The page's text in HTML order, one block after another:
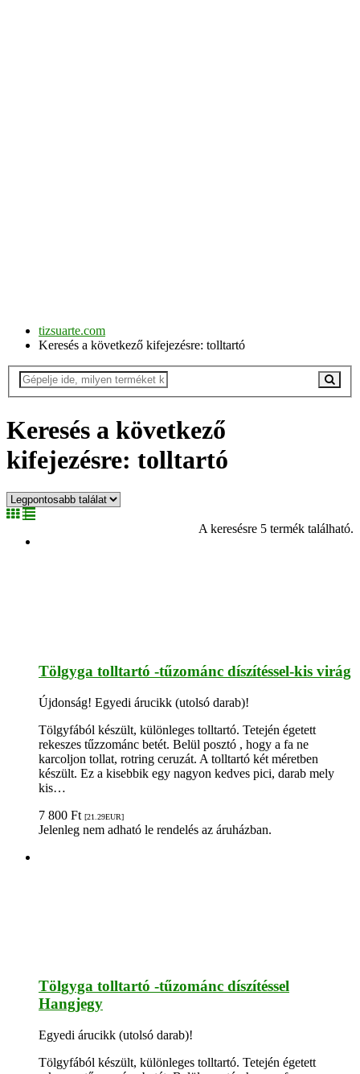
tizsuarte.com
Keresés a következő kifejezésre: tolltartó
Keresés a következő
kifejezésre: tolltartó
A keresésre 5 termék található.
Tölgyga tolltartó -tűzománc díszítéssel-kis virág
Újdonság! Egyedi árucikk (utolsó darab)!
Tölgyfából készült, különleges tolltartó. Tetején égetett
rekeszes tűzzománc betét. Belül posztó , hogy a fa ne
karcoljon tollat, rotring ceruzát. A tolltartó két méretben
készült. Ez a kisebbik egy nagyon kedves pici, darab mely
kis…
7 800 Ft [21.29EUR]
Jelenleg nem adható le rendelés az áruházban.
Tölgyga tolltartó -tűzománc díszítéssel
Hangjegy
Egyedi árucikk (utolsó darab)!
Tölgyfából készült, különleges tolltartó. Tetején égetett